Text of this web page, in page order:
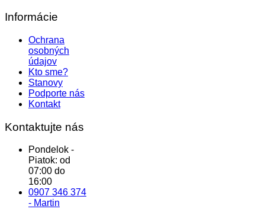
Informácie
Ochrana
osobných
údajov
Kto sme?
Stanovy
Podporte nás
Kontakt
Kontaktujte nás
Pondelok -
Piatok: od
07:00 do
16:00
0907 346 374
- Martin